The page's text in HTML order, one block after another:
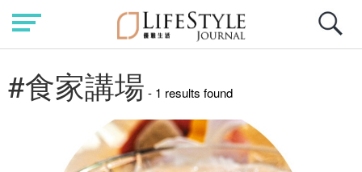
#食家講場 - 1 results found